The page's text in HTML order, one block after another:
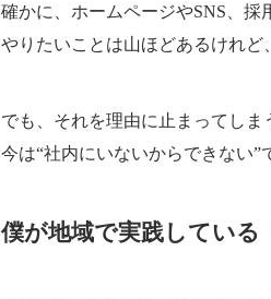
確かに、ホームページやSNS、
やりたいことは山ほどあるけれど
でも、それを理由に止まってしま
今は“社内にいないからできない”
僕が地域で実践している